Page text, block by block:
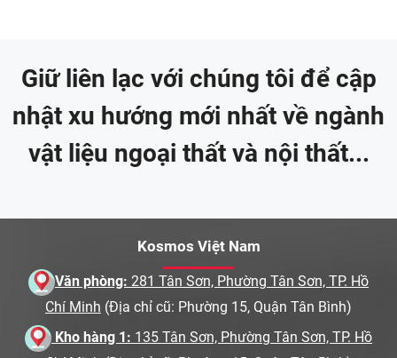
Giữ liên lạc với chúng tôi để cập
nhật xu hướng mới nhất về ngành
vật liệu ngoại thất và nội thất...
Kosmos Việt Nam
Văn phòng: 281 Tân Sơn, Phường Tân Sơn, TP. Hồ
Chí Minh (Địa chỉ cũ: Phường 15, Quận Tân Bình)
Kho hàng 1: 135 Tân Sơn, Phường Tân Sơn, TP. Hồ